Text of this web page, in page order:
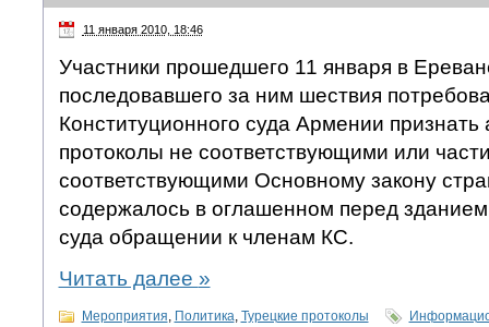
11 января 2010, 18:46
Участники прошедшего 11 января в
последовавшего за ним шествия
Конституционного суда Армении признать
протоколы не соответствующими или
соответствующими Основному закону
содержалось в оглашенном перед
суда обращении к членам КС.
Читать далее »
Мероприятия, Политика, Турецкие протоколы